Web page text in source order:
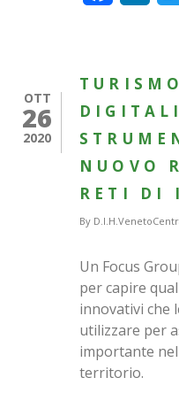
OTT
26
2020
NUOVO
RETI DI
By
Un Focus
per capire
innovativi che
utilizzare per
importante
territorio.